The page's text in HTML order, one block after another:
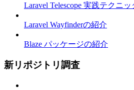
Laravel Telescope 実践テクニッ
Laravel Wayfinderの紹介
Blaze パッケージの紹介
新リポジトリ調査